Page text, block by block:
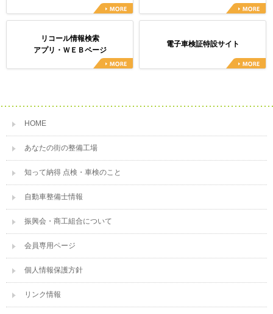
リコール情報検索
アプリ・ＷＥＢページ
電子車検証特設サイト
HOME
あなたの街の整備工場
知って納得 点検・車検のこと
自動車整備士情報
振興会・商工組合について
会員専用ページ
個人情報保護方針
リンク情報